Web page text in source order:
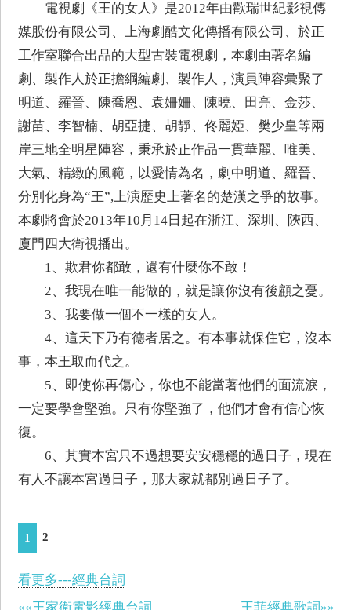
電視劇《王的女人》是2012年由歡瑞世紀影視傳
媒股份有限公司、上海劇酷文化傳播有限公司、於正
工作室聯合出品的大型古裝電視劇，本劇由著名編
劇、製作人於正擔綱編劇、製作人，演員陣容彙聚了
明道、羅晉、陳喬恩、袁姍姍、陳曉、田亮、金莎、
謝苗、李智楠、胡亞捷、胡靜、佟麗婭、樊少皇等兩
岸三地全明星陣容，秉承於正作品一貫華麗、唯美、
大氣、精緻的風範，以愛情為名，劇中明道、羅晉、
分別化身為“王”,上演歷史上著名的楚漢之爭的故事。
本劇將會於2013年10月14日起在浙江、深圳、陝西、
廈門四大衛視播出。
1、欺君你都敢，還有什麼你不敢！
2、我現在唯一能做的，就是讓你沒有後顧之憂。
3、我要做一個不一樣的女人。
4、這天下乃有德者居之。有本事就保住它，沒本
事，本王取而代之。
5、即使你再傷心，你也不能當著他們的面流淚，
一定要學會堅強。只有你堅強了，他們才會有信心恢
復。
6、其實本宮只不過想要安安穩穩的過日子，現在
有人不讓本宮過日子，那大家就都別過日子了。
1 2
看更多---經典台詞